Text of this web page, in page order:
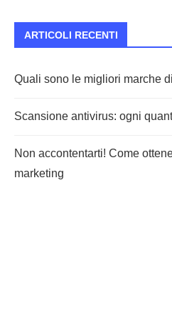
ARTICOLI RECENTI
Quali sono le migliori marche
Scansione antivirus: ogni
Non accontentarti! Come
marketing